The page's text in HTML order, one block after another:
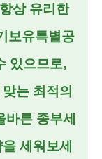
상 유리한
보유특별공
있으므로,
는 최적의
바른 종부세
세워보세